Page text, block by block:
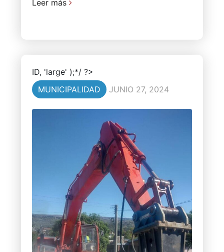
Leer más
ID, 'large' );*/ ?>
MUNICIPALIDAD
JUNIO 27, 2024